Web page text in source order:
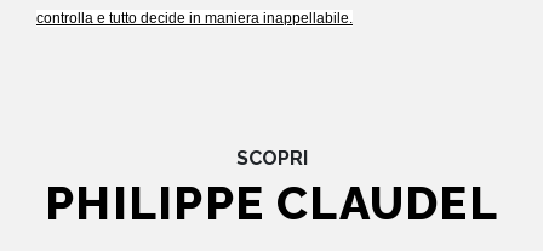
controlla e tutto decide in maniera inappellabile.
SCOPRI
PHILIPPE CLAUDEL